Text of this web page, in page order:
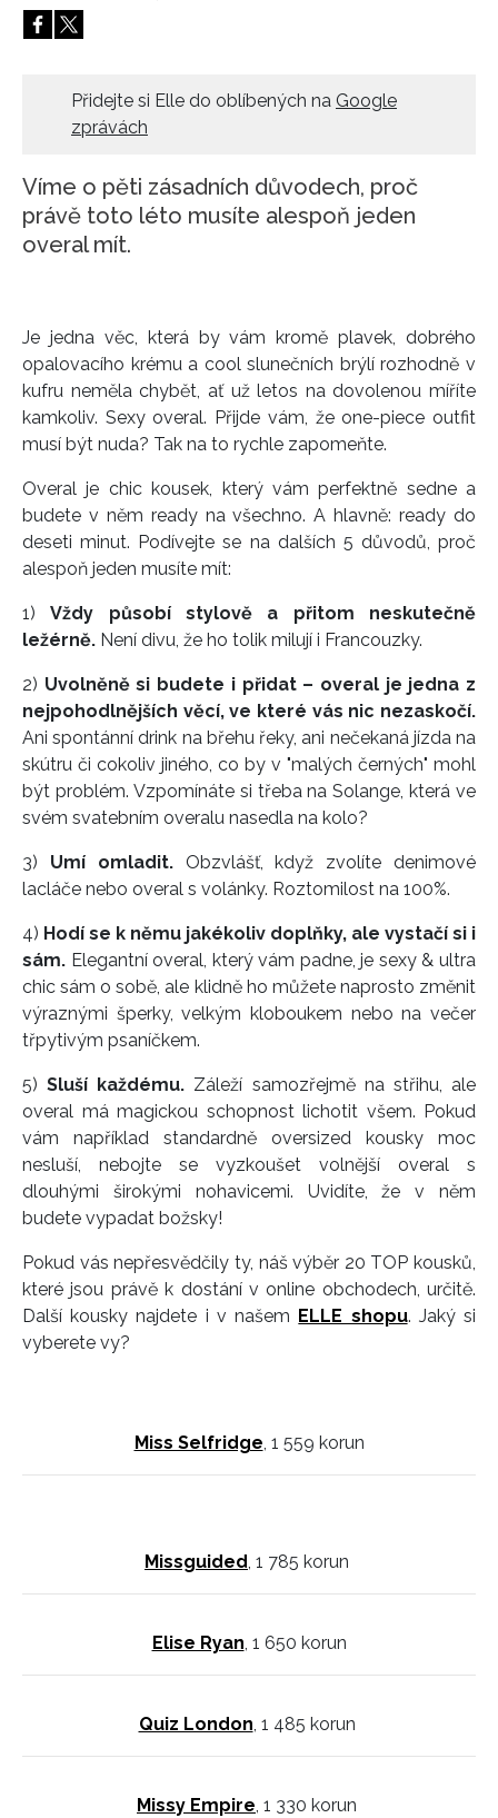
HOME
Přidejte si Elle do oblíbených na Google
zprávách
Víme o pěti zásadních důvodech, proč
právě toto léto musíte alespoň jeden
overal mít.
Je jedna věc, která by vám kromě plavek, dobrého
opalovacího krému a cool slunečních brýlí rozhodně v
kufru neměla chybět, ať už letos na dovolenou míříte
kamkoliv. Sexy overal. Přijde vám, že one-piece outfit
musí být nuda? Tak na to rychle zapomeňte.
Overal je chic kousek, který vám perfektně sedne a
budete v něm ready na všechno. A hlavně: ready do
deseti minut. Podívejte se na dalších 5 důvodů, proč
alespoň jeden musíte mít:
1)Vždy působí stylově a přitom neskutečně
ležérně. Není divu, že ho tolik milují i Francouzky.
2) Uvolněně si budete i přidat – overal je jedna z
nejpohodlnějších věcí, ve které vás nic nezaskočí.
Ani spontánní drink na břehu řeky, ani nečekaná jízda na
skútru či cokoliv jiného, co by v "malých černých" mohl
být problém. Vzpomínáte si třeba na Solange, která ve
svém svatebním overalu nasedla na kolo?
3) Umí omladit.Obzvlášť, když zvolíte denimové
lacláče nebo overal s volánky. Roztomilost na 100%.
4) Hodí se k němu jakékoliv doplňky, ale vystačí si i
sám. Elegantní overal, který vám padne, je sexy & ultra
chic sám o sobě, ale klidně ho můžete naprosto změnit
výraznými šperky, velkým kloboukem nebo na večer
třpytivým psaníčkem.
5)Sluší každému. Záleží samozřejmě na střihu, ale
overal má magickou schopnost lichotit všem. Pokud
vám například standardně oversized kousky moc
nesluší, nebojte se vyzkoušet volnější overal s
dlouhými širokými nohavicemi. Uvidíte, že v něm
budete vypadat božsky!
Pokud vás nepřesvědčily ty, náš výběr 20 TOP kousků,
které jsou právě k dostání v online obchodech, určitě.
Další kousky najdete i v našem ELLE shopu. Jaký si
vyberete vy?
Miss Selfridge, 1 559 korun
Missguided, 1 785 korun
Elise Ryan, 1 650 korun
Quiz London, 1 485 korun
Missy Empire, 1 330 korun